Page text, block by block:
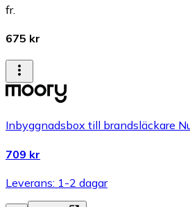
fr.
675 kr
Inbyggnadsbox till brandsläckare
709 kr
Leverans: 1-2 dagar